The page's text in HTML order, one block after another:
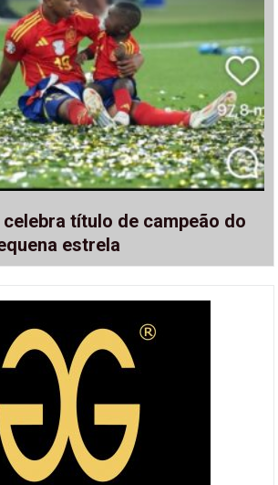
celebra título de campeão do
estrela